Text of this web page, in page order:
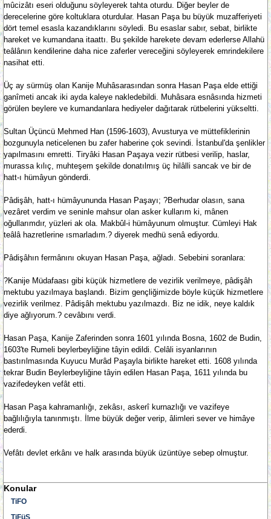
mûcizâtı eseri olduğunu söyleyerek tahta oturdu. Diğer beyler de
derecelerine göre koltuklara oturdular. Hasan Paşa bu büyük muzafferiyeti
dört temel esasla kazandıklarını söyledi. Bu esaslar sabır, sebat, birlikte
hareket ve kumandana itaattı. Bu şekilde harekete devam ederlerse Allahü
teâlânın kendilerine daha nice zaferler vereceğini söyleyerek emrindekilere
nasihat etti.
Üç ay sürmüş olan Kanije Muhâsarasından sonra Hasan Paşa elde ettiği
ganîmeti ancak iki ayda kaleye nakledebildi. Muhâsara esnâsında hizmeti
görülen beylere ve kumandanlara hediyeler dağıtarak rütbelerini yükseltti.
Sultan Üçüncü Mehmed Han (1596-1603), Avusturya ve müttefiklerinin
bozgunuyla neticelenen bu zafer haberine çok sevindi. İstanbul'da şenlikler
yapılmasını emretti. Tiryâki Hasan Paşaya vezir rütbesi verilip, haslar,
murassa kılıç, muhteşem şekilde donatılmış üç hilâlli sancak ve bir de
hatt-ı hümâyun gönderdi.
Pâdişâh, hatt-ı hümâyununda Hasan Paşayı; ?Berhudar olasın, sana
vezâret verdim ve seninle mahsur olan asker kullarım ki, mânen
oğullarımdır, yüzleri ak ola. Makbûl-i hümâyunum olmuştur. Cümleyi Hak
teâlâ hazretlerine ısmarladım.? diyerek medhü senâ ediyordu.
Pâdişâhın fermânını okuyan Hasan Paşa, ağladı. Sebebini soranlara:
?Kanije Müdafaası gibi küçük hizmetlere de vezirlik verilmeye, pâdişâh
mektubu yazılmaya başlandı. Bizim gençliğimizde böyle küçük hizmetlere
vezirlik verilmez. Pâdişâh mektubu yazılmazdı. Biz ne idik, neye kaldık
diye ağlıyorum.? cevâbını verdi.
Hasan Paşa, Kanije Zaferinden sonra 1601 yılında Bosna, 1602 de Budin,
1603'te Rumeli beylerbeyliğine tâyin edildi. Celâli isyanlarının
bastırılmasında Kuyucu Murâd Paşayla birlikte hareket etti. 1608 yılında
tekrar Budin Beylerbeyliğine tâyin edilen Hasan Paşa, 1611 yılında bu
vazifedeyken vefât etti.
Hasan Paşa kahramanlığı, zekâsı, askerî kurnazlığı ve vazifeye
bağlılığıyla tanınmıştı. İlme büyük değer verip, âlimleri sever ve himâye
ederdi.
Vefâtı devlet erkânı ve halk arasında büyük üzüntüye sebep olmuştur.
Konular
TiFO
TiFüS